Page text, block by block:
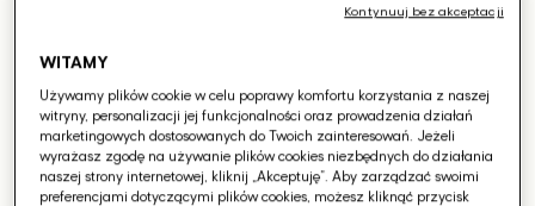
WITAMY
Używamy plików cookie w celu poprawy komfortu korzystania z naszej
witryny, personalizacji jej funkcjonalności oraz prowadzenia działań
marketingowych dostosowanych do Twoich zainteresowań. Jeżeli
wyrażasz zgodę na używanie plików cookies niezbędnych do działania
naszej strony internetowej, kliknij „Akceptuję”. Aby zarządzać swoimi
preferencjami dotyczącymi plików cookies, możesz kliknąć przycisk
Kontynuuj bez akceptacji